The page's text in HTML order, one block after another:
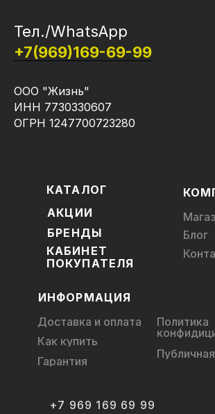
Тел./WhatsApp
+7(969)169-69-99
ООО "Жизнь"
ИНН 7730330607
ОГРН 1247700723280
КАТАЛОГ
КАБИНЕТ
ПОКУПАТЕЛЯ
БРЕНДЫ
АКЦИИ
Блог
+7 969 169 69 99
ИНФОРМАЦИЯ
Доставка и оплата
Как купить
Политика
Гарантия